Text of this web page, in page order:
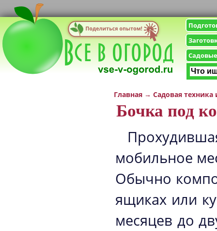
Главная → Садовая
Бочка под
мобильное
Обычно
ящиках или
месяцев до